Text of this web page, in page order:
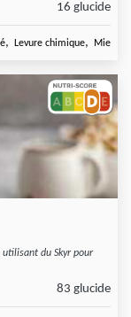
16 glucide
, Levure chimique, Miel
du Skyr pour
83 glucide